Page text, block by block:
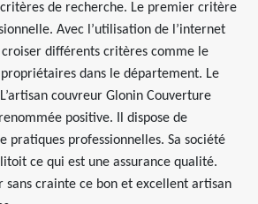
de recherche. Le premier critère
Avec l’utilisation de l’internet
différents critères comme le
dans le département. Le
couvreur Glonin Couverture
positive. Il dispose de
pratiques professionnelles. Sa société
ce qui est une assurance qualité.
sans crainte ce bon et excellent artisan